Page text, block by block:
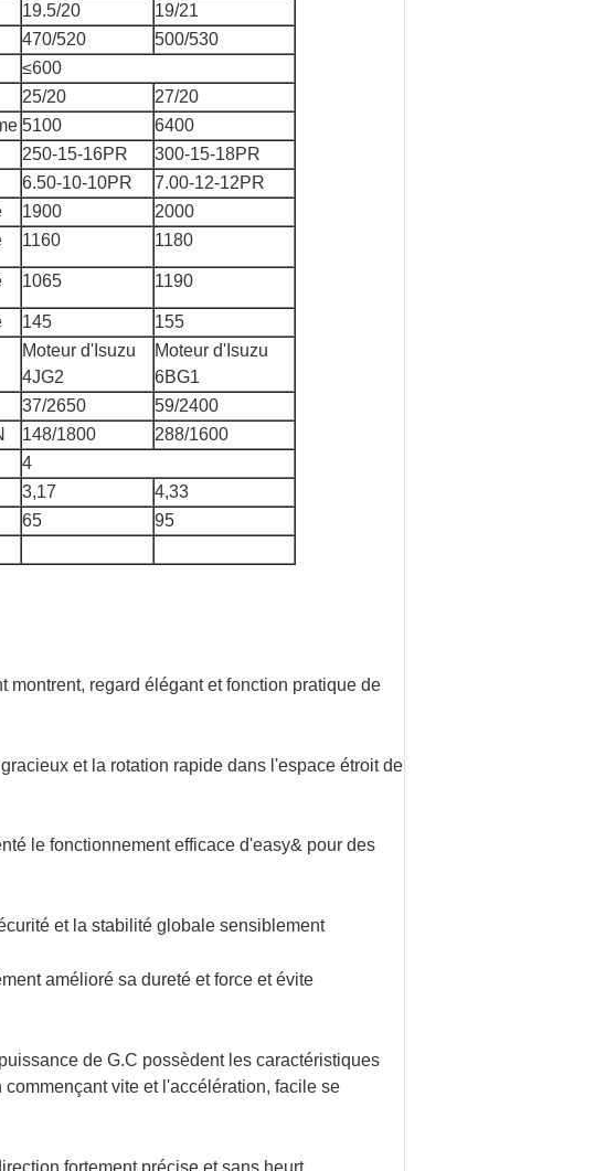
19.5/20
19/21
470/520
500/530
≤600
25/20
27/20
5100 6400
250-15-16PR
300-15-18PR
6.50-10-10PR
7.00-12-12PR
1900 2000
1160 1180
1065 1190
145 155
Moteur d'Isuzu
4JG2
Moteur d'Isuzu
6BG1
37/2650
59/2400
148/1800
288/1600
4
3,17
4,33
65 95
montrent, regard élégant et fonction pratique de
et la rotation rapide dans l'espace étroit de
le fonctionnement efficace d'easy& pour des
et la stabilité globale sensiblement
amélioré sa dureté et force et évite
de G.C possèdent les caractéristiques
vite et l'accélération, facile se
fortement précise et sans heurt